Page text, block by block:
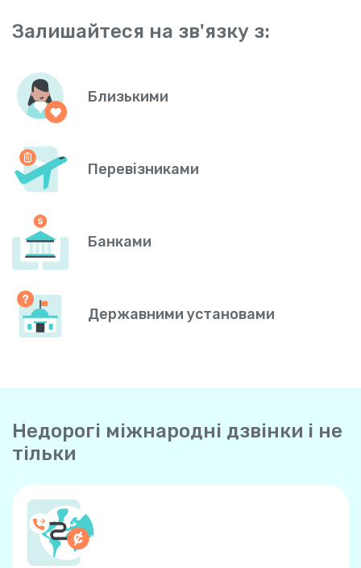
Залишайтеся на зв'язку з:
Близькими
Перевізниками
Банками
Державними установами
Недорогі міжнародні дзвінки і не
тільки